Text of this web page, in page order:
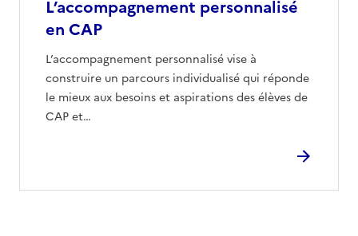
L’accompagnement personnalisé
en CAP
L’accompagnement personnalisé vise à
construire un parcours individualisé qui réponde
le mieux aux besoins et aspirations des élèves de
CAP et…